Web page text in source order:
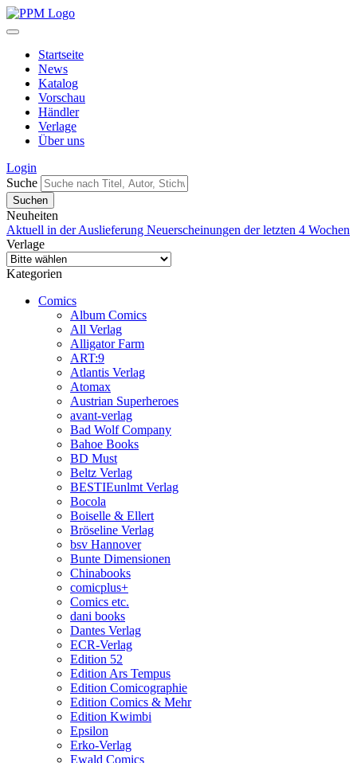
Startseite
News
Katalog
Vorschau
Händler
Verlage
Über uns
Login
Suche
Neuheiten
Aktuell in der Auslieferung Neuerscheinungen der letzten 4 Wochen
Verlage
Kategorien
Comics
Album Comics
All Verlag
Alligator Farm
ART:9
Atlantis Verlag
Atomax
Austrian Superheroes
avant-verlag
Bad Wolf Company
Bahoe Books
BD Must
Beltz Verlag
BESTIEunlmt Verlag
Bocola
Boiselle & Ellert
Bröseline Verlag
bsv Hannover
Bunte Dimensionen
Chinabooks
comicplus+
Comics etc.
dani books
Dantes Verlag
ECR-Verlag
Edition 52
Edition Ars Tempus
Edition Comicographie
Edition Comics & Mehr
Edition Kwimbi
Epsilon
Erko-Verlag
Ewald Comics